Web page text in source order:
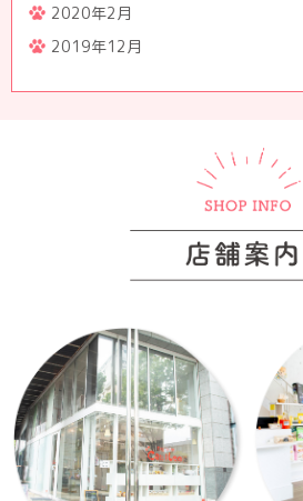
2020年2月
2019年12月